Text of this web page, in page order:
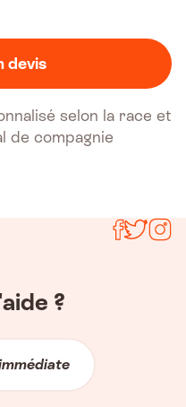
devis
selon la race et
de compagnie
Síguenos
?